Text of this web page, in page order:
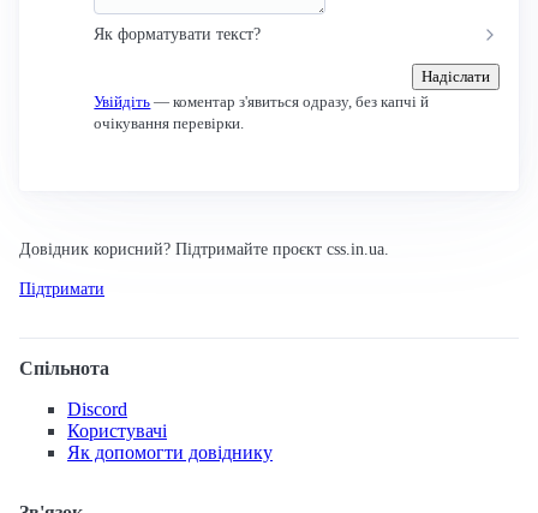
Як форматувати текст?
Надіслати
Увійдіть — коментар з'явиться одразу, без капчі й
очікування перевірки.
Довідник корисний? Підтримайте проєкт css.in.ua.
Підтримати
Спільнота
Discord
Користувачі
Як допомогти довіднику